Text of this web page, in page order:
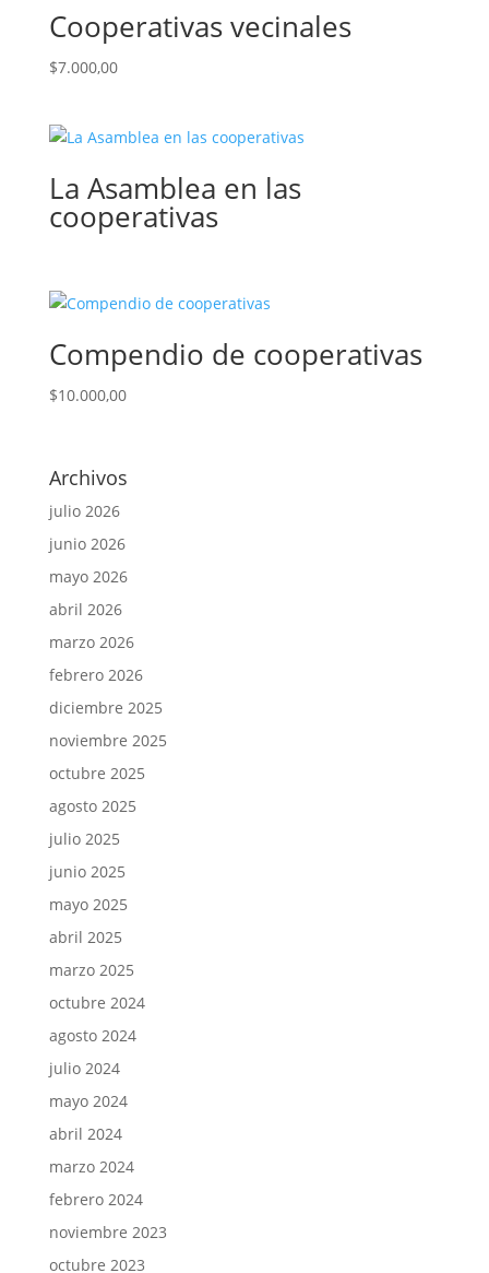
Cooperativas vecinales
$7.000,00
La Asamblea en las
cooperativas
Compendio de cooperativas
$10.000,00
Archivos
julio 2026
junio 2026
mayo 2026
abril 2026
marzo 2026
febrero 2026
diciembre 2025
noviembre 2025
octubre 2025
agosto 2025
julio 2025
junio 2025
mayo 2025
abril 2025
marzo 2025
octubre 2024
agosto 2024
julio 2024
mayo 2024
abril 2024
marzo 2024
febrero 2024
noviembre 2023
octubre 2023